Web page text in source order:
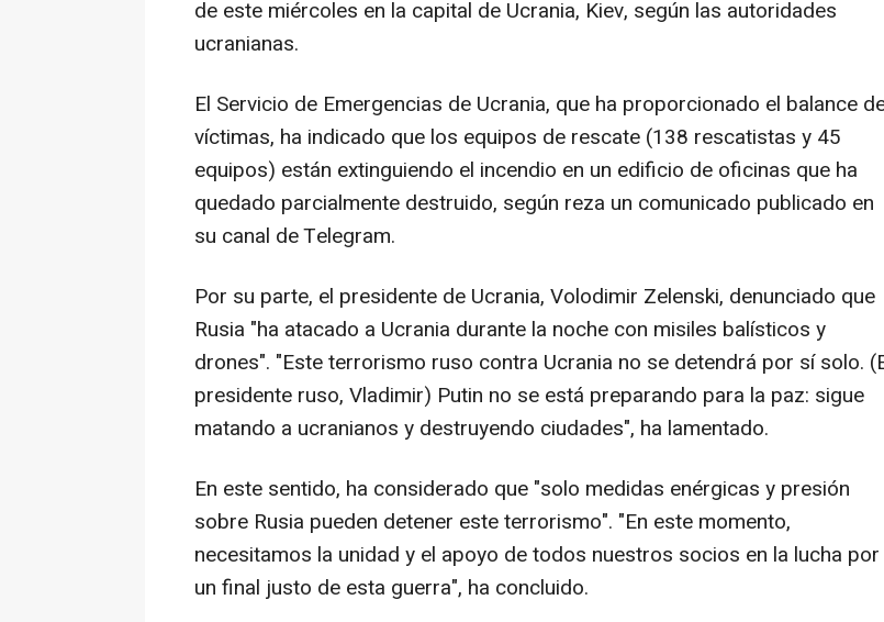
de este miércoles en la capital de Ucrania, Kiev, según las autoridades
ucranianas.
El Servicio de Emergencias de Ucrania, que ha proporcionado el balance
víctimas, ha indicado que los equipos de rescate (138 rescatistas y 45
equipos) están extinguiendo el incendio en un edificio de oficinas que ha
quedado parcialmente destruido, según reza un comunicado publicado en
su canal de Telegram.
Por su parte, el presidente de Ucrania, Volodimir Zelenski, denunciado que
Rusia "ha atacado a Ucrania durante la noche con misiles balísticos y
drones". "Este terrorismo ruso contra Ucrania no se detendrá por sí solo.
presidente ruso, Vladimir) Putin no se está preparando para la paz: sigue
matando a ucranianos y destruyendo ciudades", ha lamentado.
En este sentido, ha considerado que "solo medidas enérgicas y presión
sobre Rusia pueden detener este terrorismo". "En este momento,
necesitamos la unidad y el apoyo de todos nuestros socios en la lucha por
un final justo de esta guerra", ha concluido.